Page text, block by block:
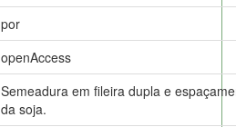
por
openAccess
Semeadura em fileira dupla e
da soja.